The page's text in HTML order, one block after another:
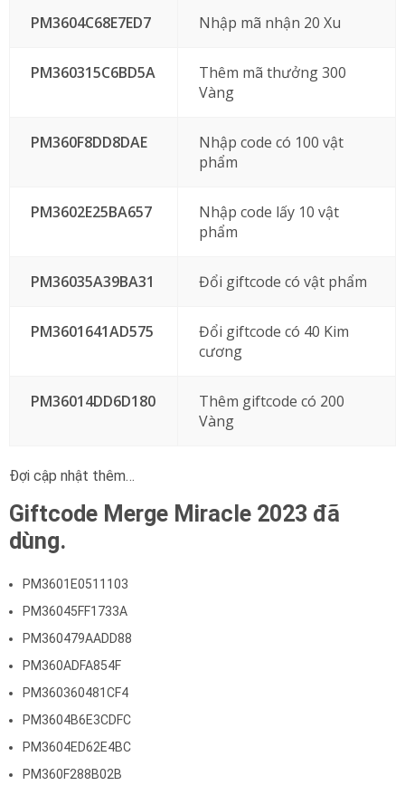
PM3604C68E7ED7 Nhập mã nhận 20 Xu
PM360315C6BD5A
Thêm mã thưởng 300
Vàng
PM360F8DD8DAE
Nhập code có 100 vật
phẩm
PM3602E25BA657
Nhập code lấy 10 vật
phẩm
PM36035A39BA31 Đổi giftcode có vật phẩm
PM3601641AD575
Đổi giftcode có 40 Kim
cương
PM36014DD6D180
Thêm giftcode có 200
Vàng
Đợi cập nhật thêm…
Giftcode Merge Miracle 2023 đã
dùng.
PM3601E0511103
PM36045FF1733A
PM360479AADD88
PM360ADFA854F
PM360360481CF4
PM3604B6E3CDFC
PM3604ED62E4BC
PM360F288B02B